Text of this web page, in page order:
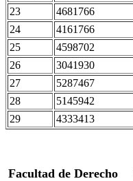
23
4681766
24 4161766
25 4598702
26 3041930
27 5287467
28 5145942
29 4333413
Facultad de Derecho